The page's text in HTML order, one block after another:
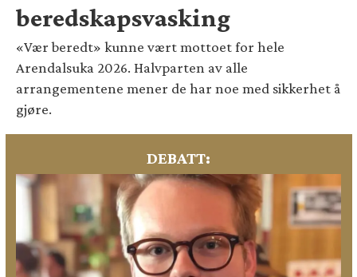
beredskapsvasking
«Vær beredt» kunne vært mottoet for hele
Arendalsuka 2026. Halvparten av alle
arrangementene mener de har noe med sikkerhet å
gjøre.
DEBATT: